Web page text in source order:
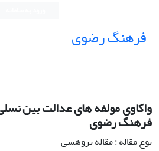
فرهنگ رضوی
واکاوی مولفه های عدالت بین
فرهنگ رضوی
نوع مقاله : مقاله پژوهشی